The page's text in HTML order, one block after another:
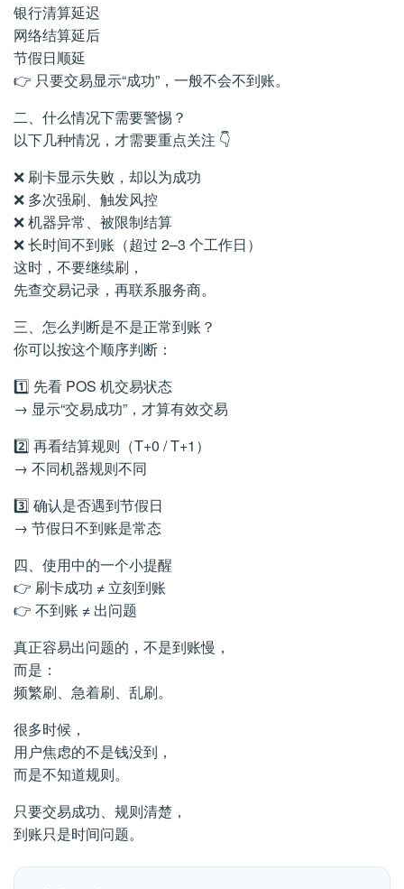
银行清算延迟
网络结算延后
节假日顺延
👉 只要交易显示“成功”，一般不会不到账。
二、什么情况下需要警惕？
以下几种情况，才需要重点关注 👇
❌ 刷卡显示失败，却以为成功
❌ 多次强刷、触发风控
❌ 机器异常、被限制结算
❌ 长时间不到账（超过 2–3 个工作日）
这时，不要继续刷，
先查交易记录，再联系服务商。
三、怎么判断是不是正常到账？
你可以按这个顺序判断：
1️⃣ 先看 POS 机交易状态
→ 显示“交易成功”，才算有效交易
2️⃣ 再看结算规则（T+0 / T+1）
→ 不同机器规则不同
3️⃣ 确认是否遇到节假日
→ 节假日不到账是常态
四、使用中的一个小提醒
👉 刷卡成功 ≠ 立刻到账
👉 不到账 ≠ 出问题
真正容易出问题的，不是到账慢，
而是：
频繁刷、急着刷、乱刷。
很多时候，
用户焦虑的不是钱没到，
而是不知道规则。
只要交易成功、规则清楚，
到账只是时间问题。